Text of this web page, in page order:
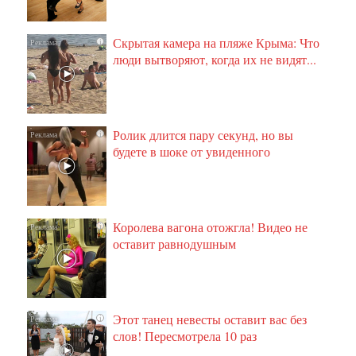
i
Скрытая камера на пляже Крыма: Что
люди вытворяют, когда их не видят...
i
Ролик длится пару секунд, но вы
будете в шоке от увиденного
i
Королева вагона отожгла! Видео не
оставит равнодушным
i
Этот танец невесты оставит вас без
слов! Пересмотрела 10 раз